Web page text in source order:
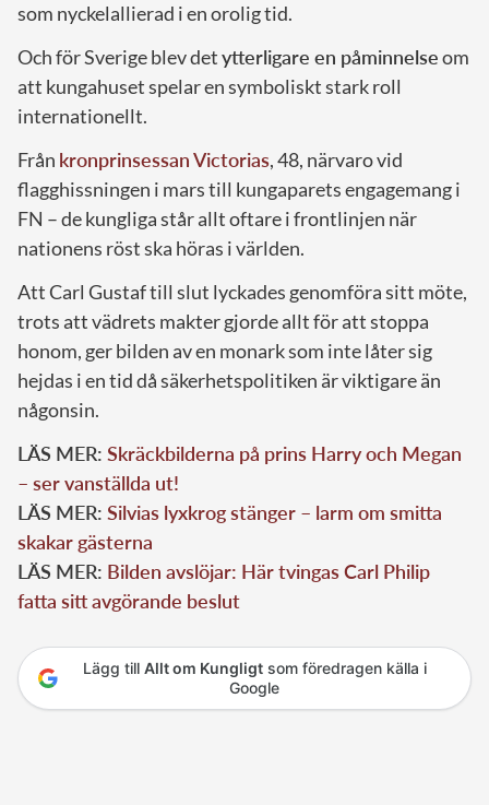
som nyckelallierad i en orolig tid.
Och för Sverige blev detytterligare en påminnelseom
att kungahuset spelar en symboliskt stark roll
internationellt.
Från kronprinsessan Victorias, 48, närvaro vid
flagghissningen i mars till kungaparets engagemang i
FN – de kungliga står allt oftare i frontlinjen när
nationens röst ska höras i världen.
Att Carl Gustaf till slut lyckades genomföra sitt möte,
trots att vädrets makter gjorde allt för att stoppa
honom, ger bilden av en monark som inte låter sig
hejdas i en tid då säkerhetspolitiken är viktigare än
någonsin.
LÄS MER: Skräckbilderna på prins Harry och Megan
– ser vanställda ut!
LÄS MER: Silvias lyxkrog stänger – larm om smitta
skakar gästerna
LÄS MER: Bilden avslöjar: Här tvingas Carl Philip
fatta sitt avgörande beslut
Lägg till Allt om Kungligtsom föredragen källa i
Google